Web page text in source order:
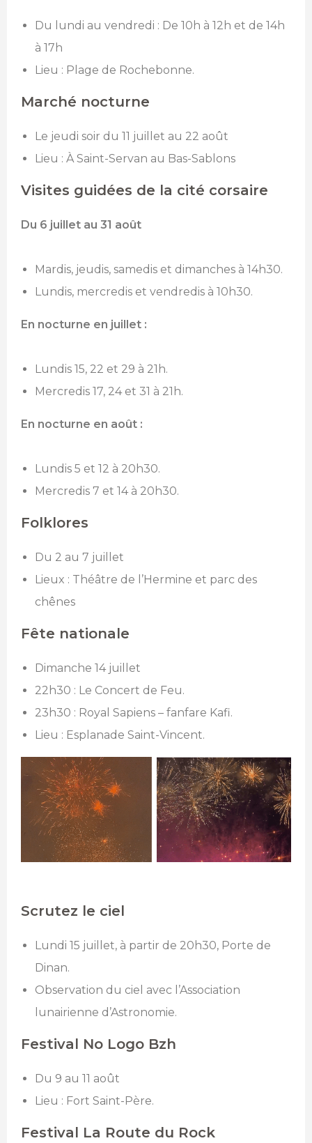
Du lundi au vendredi : De 10h à 12h et de 14h
à 17h
Lieu : Plage de Rochebonne.
Marché nocturne
Le jeudi soir du 11 juillet au 22 août
Lieu : À Saint-Servan au Bas-Sablons
Visites guidées de la cité corsaire
Du 6 juillet au 31 août
Mardis, jeudis, samedis et dimanches à 14h30.
Lundis, mercredis et vendredis à 10h30.
En nocturne en juillet :
Lundis 15, 22 et 29 à 21h.
Mercredis 17, 24 et 31 à 21h.
En nocturne en août :
Lundis 5 et 12 à 20h30.
Mercredis 7 et 14 à 20h30.
Folklores
Du 2 au 7 juillet
Lieux : Théâtre de l’Hermine et parc des
chênes
Fête nationale
Dimanche 14 juillet
22h30 : Le Concert de Feu.
23h30 : Royal Sapiens – fanfare Kafi.
Lieu : Esplanade Saint-Vincent.
Scrutez le ciel
Lundi 15 juillet, à partir de 20h30, Porte de
Dinan.
Observation du ciel avec l’Association
lunairienne d’Astronomie.
Festival No Logo Bzh
Du 9 au 11 août
Lieu : Fort Saint-Père.
Festival La Route du Rock